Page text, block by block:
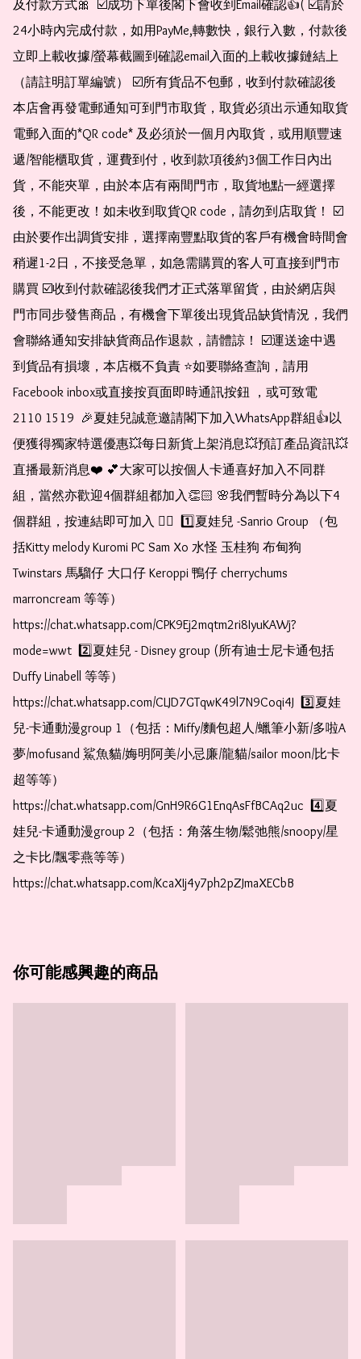
及付款方式🎀  ☑️成功下單後閣下會收到Email確認👍( ☑️請於
24小時內完成付款，如用PayMe,轉數快，銀行入數，付款後
立即上載收據/螢幕截圖到確認email入面的上載收據鏈結上
（請註明訂單編號） ☑️所有貨品不包郵，收到付款確認後
本店會再發電郵通知可到門市取貨，取貨必須出示通知取貨
電郵入面的*QR code* 及必須於一個月內取貨，或用順豐速
遞/智能櫃取貨，運費到付，收到款項後約3個工作日內出
貨，不能夾單，由於本店有兩間門市，取貨地點一經選擇
後，不能更改！如未收到取貨QR code，請勿到店取貨！ ☑️
由於要作出調貨安排，選擇南豐點取貨的客戶有機會時間會
稍遲1-2日，不接受急單，如急需購買的客人可直接到門市
購買 ☑️收到付款確認後我們才正式落單留貨，由於網店與
門市同步發售商品，有機會下單後出現貨品缺貨情況，我們
會聯絡通知安排缺貨商品作退款，請體諒！ ☑️運送途中遇
到貨品有損壞，本店概不負責 ⭐️如要聯絡查詢，請用
Facebook inbox或直接按頁面即時通訊按鈕 ，或可致電
2110 1519  🎉夏娃兒誠意邀請閣下加入WhatsApp群組👍以
便獲得獨家特選優惠💥每日新貨上架消息💥預訂產品資訊💥
直播最新消息❤️ 💕大家可以按個人卡通喜好加入不同群
組，當然亦歡迎4個群組都加入👏🏻 🌸我們暫時分為以下4
個群組，按連結即可加入 👇🏻  1️⃣夏娃兒 -Sanrio Group （包
括Kitty melody Kuromi PC Sam Xo 水怪 玉桂狗 布甸狗
Twinstars 馬騮仔 大口仔 Keroppi 鴨仔 cherrychums
marroncream 等等）
https://chat.whatsapp.com/CPK9Ej2mqtm2ri8IyuKAWj?
mode=wwt  2️⃣夏娃兒 - Disney group (所有迪士尼卡通包括
Duffy Linabell 等等）
https://chat.whatsapp.com/CLJD7GTqwK49l7N9Coqi4J  3️⃣夏娃
兒-卡通動漫group 1（包括：Miffy/麵包超人/蠟筆小新/多啦A
夢/mofusand 鯊魚貓/娒明阿美/小忌廉/龍貓/sailor moon/比卡
超等等）
https://chat.whatsapp.com/GnH9R6G1EnqAsFfBCAq2uc  4️⃣夏
娃兒-卡通動漫group 2（包括：角落生物/鬆弛熊/snoopy/星
之卡比/飄零燕等等）
https://chat.whatsapp.com/KcaXIj4y7ph2pZJmaXECbB
你可能感興趣的商品